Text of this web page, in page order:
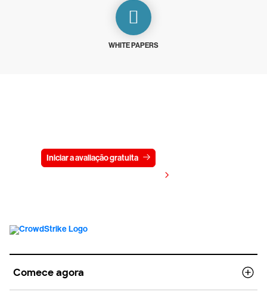
WHITE PAPERS
Iniciar a avaliação gratuita
Comece agora